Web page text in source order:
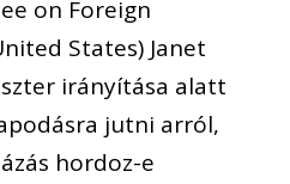
on Foreign
States) Janet
irányítása alatt
jutni arról,
hordoz-e